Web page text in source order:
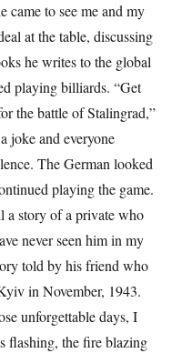
came to see me and my
at the table, discussing
he writes to the global
playing billiards. “Get
the battle of Stalingrad,”
joke and everyone
The German looked
playing the game.
a story of a private who
never seen him in my
told by his friend who
in November, 1943.
unforgettable days, I
flashing, the fire blazing